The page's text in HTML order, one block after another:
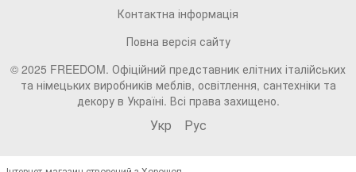
Контактна інформація
Повна версія сайту
© 2025 FREEDOM. Офіційний представник елітних італійських
та німецьких виробників меблів, освітлення, сантехніки та
декору в Україні. Всі права захищено.
Укр Рус